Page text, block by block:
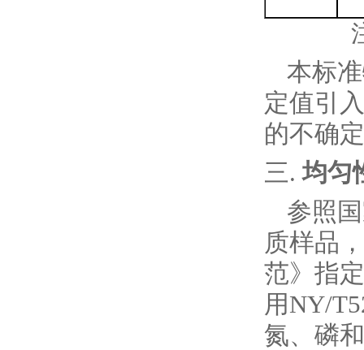
本标
定值引
的不确
三.均匀
参照
质样品
范》指
用NY/
氮、 磷